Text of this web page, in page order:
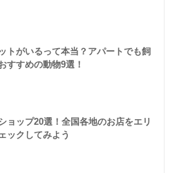
トがいるって本当？アパートでも飼
すすめの動物9選！
ョップ20選！全国各地のお店をエリ
ックしてみよう